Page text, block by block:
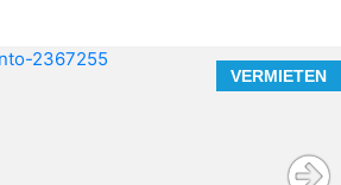
VERMIETEN